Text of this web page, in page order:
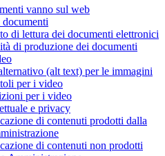
vanno sul web
di lettura dei documenti elettronici
di produzione dei documenti
(alt text) per le immagini
per i video
per i video
e privacy
di contenuti prodotti dalla
di contenuti non prodotti